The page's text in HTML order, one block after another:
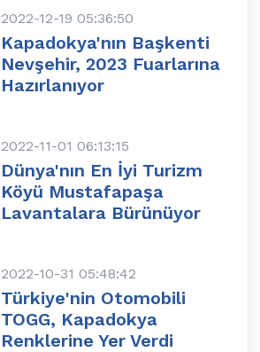
2022-12-19 05:36:50
Kapadokya'nın Başkenti
Nevşehir, 2023 Fuarlarına
Hazırlanıyor
2022-11-01 06:13:15
Dünya'nın En İyi Turizm
Köyü Mustafapaşa
Lavantalara Bürünüyor
2022-10-31 05:48:42
Türkiye'nin Otomobili
TOGG, Kapadokya
Renklerine Yer Verdi